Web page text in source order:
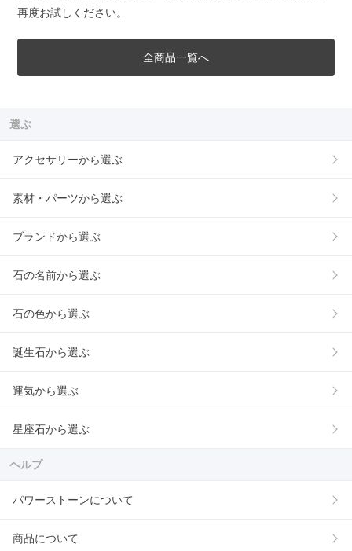
再度お試しください。
全商品一覧へ
選ぶ
アクセサリーから選ぶ
素材・パーツから選ぶ
ブランドから選ぶ
石の名前から選ぶ
石の色から選ぶ
誕生石から選ぶ
運気から選ぶ
星座石から選ぶ
ヘルプ
パワーストーンについて
商品について